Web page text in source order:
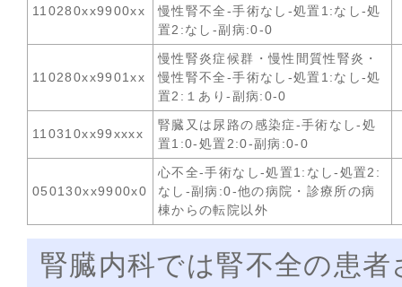
110280xx9900xx
慢性腎不全-手術なし-処置1:なし-処
置2:なし-副病:0-0
110280xx9901xx
慢性腎炎症候群・慢性間質性腎炎・
慢性腎不全-手術なし-処置1:なし-処
置2:１あり-副病:0-0
110310xx99xxxx
腎臓又は尿路の感染症-手術なし-処
置1:0-処置2:0-副病:0-0
050130xx9900x0
心不全-手術なし-処置1:なし-処置2:
なし-副病:0-他の病院・診療所の病
棟からの転院以外
腎臓内科では腎不全の患